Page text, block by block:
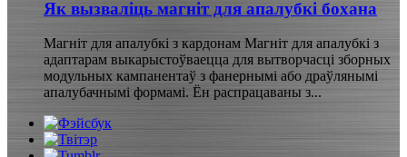
Як вызваліць магніт для апалубкі бохана
Магніт для апалубкі з кардонам Магніт для апалубкі з
адаптарам выкарыстоўваецца для вытворчасці зборных
модульных кампанентаў з фанернымі або драўлянымі
апалубачнымі формамі. Ён распрацаваны з...